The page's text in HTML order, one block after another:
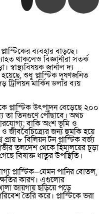
ব্যবহার বাড়ছে।
থাকলেও বিজ্ঞানীরা সতর্ক
জার্নাল দ্য
শুধু প্লাস্টিক দূষণজনিত
ট্রিলিয়ন মার্কিন ডলার ব্যয়
প্লাস্টিক উৎপাদন বেড়েছে ২০০
তা তিনগুণে পৌঁছাবে। অথচ
বাকি অংশ ভূমি ও
জীববৈচিত্র্যের জন্য হুমকি হয়ে
প্রায় ৮ বিলিয়ন টন প্লাস্টিক বর্জ্য
তলদেশ থেকে হিমালয়ের চূড়া
বিষাক্ত ধাতুর উপস্থিতি।
প্লাস্টিক—যেমন পানির বোতল,
কারণ। এগুলোর
জায়গায় ছড়িয়ে পড়ে
তৈরি করে। প্লাস্টিকে ভরা